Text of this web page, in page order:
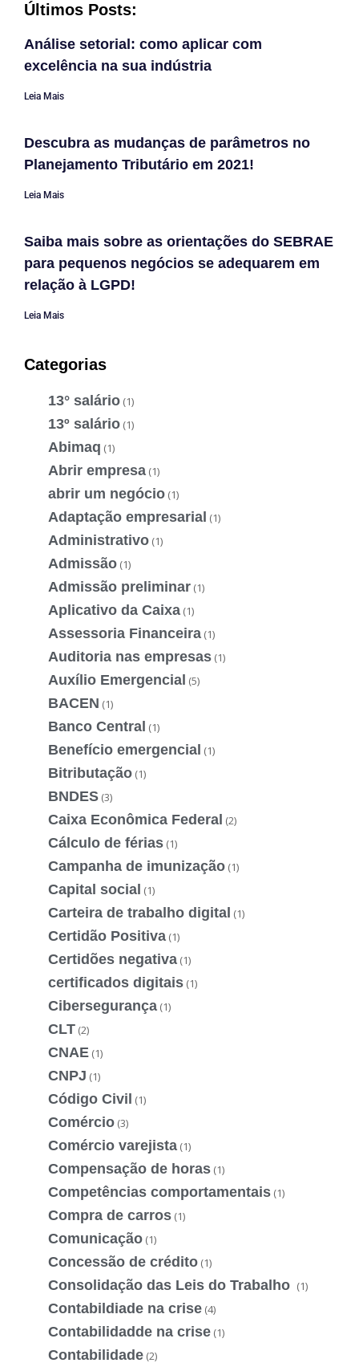
Últimos Posts:
Análise setorial: como aplicar com
excelência na sua indústria
Leia Mais
Descubra as mudanças de parâmetros no
Planejamento Tributário em 2021!
Leia Mais
Saiba mais sobre as orientações do SEBRAE
para pequenos negócios se adequarem em
relação à LGPD!
Leia Mais
Categorias
13° salário (1)
13º salário (1)
Abimaq (1)
Abrir empresa (1)
abrir um negócio (1)
Adaptação empresarial (1)
Administrativo (1)
Admissão (1)
Admissão preliminar (1)
Aplicativo da Caixa (1)
Assessoria Financeira (1)
Auditoria nas empresas (1)
Auxílio Emergencial (5)
BACEN (1)
Banco Central (1)
Benefício emergencial (1)
Bitributação (1)
BNDES (3)
Caixa Econômica Federal (2)
Cálculo de férias (1)
Campanha de imunização (1)
Capital social (1)
Carteira de trabalho digital (1)
Certidão Positiva (1)
Certidões negativa (1)
certificados digitais (1)
Cibersegurança (1)
CLT (2)
CNAE (1)
CNPJ (1)
Código Civil (1)
Comércio (3)
Comércio varejista (1)
Compensação de horas (1)
Competências comportamentais (1)
Compra de carros (1)
Comunicação (1)
Concessão de crédito (1)
Consolidação das Leis do Trabalho (1)
Contabildiade na crise (4)
Contabilidadde na crise (1)
Contabilidade (2)